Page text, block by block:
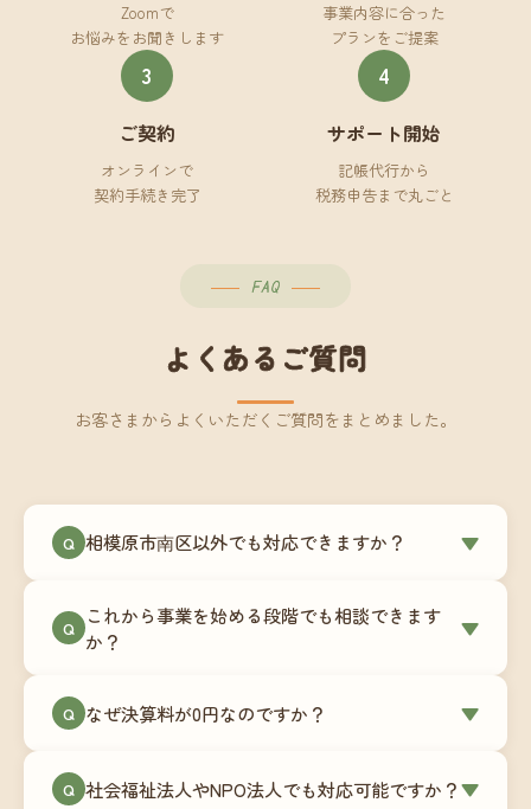
Zoomで
お悩みをお聞きします
事業内容に合った
プランをご提案
3
ご契約
オンラインで
契約手続き完了
4
サポート開始
記帳代行から
税務申告まで丸ごと
FAQ
よくあるご質問
お客さまからよくいただくご質問をまとめました。
Q 相模原市南区以外でも対応できますか？ ▼
す。Zoomやチャットツールを使ったオンラインで
のやり取りが中心ですので、地域を問わずサポー
地域の事業者さまにご利用いただいています。
Q
これから事業を始める段階でも相談できます
か？
▼
180,000円〜）をご用意しています。事業計画の段
談にも対応しています。
Q なぜ決算料が0円なのですか？ ▼
次で進めています。そのため、決算時に追加の作
Q 社会福祉法人やNPO法人でも対応可能ですか？▼